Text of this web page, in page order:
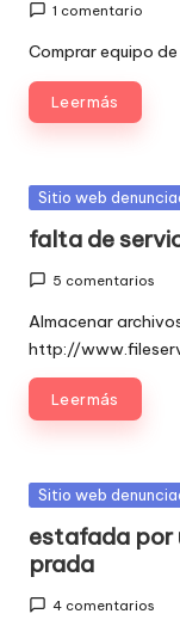
1 comentario
Comprar equipo
Leer más
Publicada
Sitio web
falta de
5 comentarios
Almacenar
http://
Leer más
Publicada
Sitio web
estafada por
prada
4 comentarios